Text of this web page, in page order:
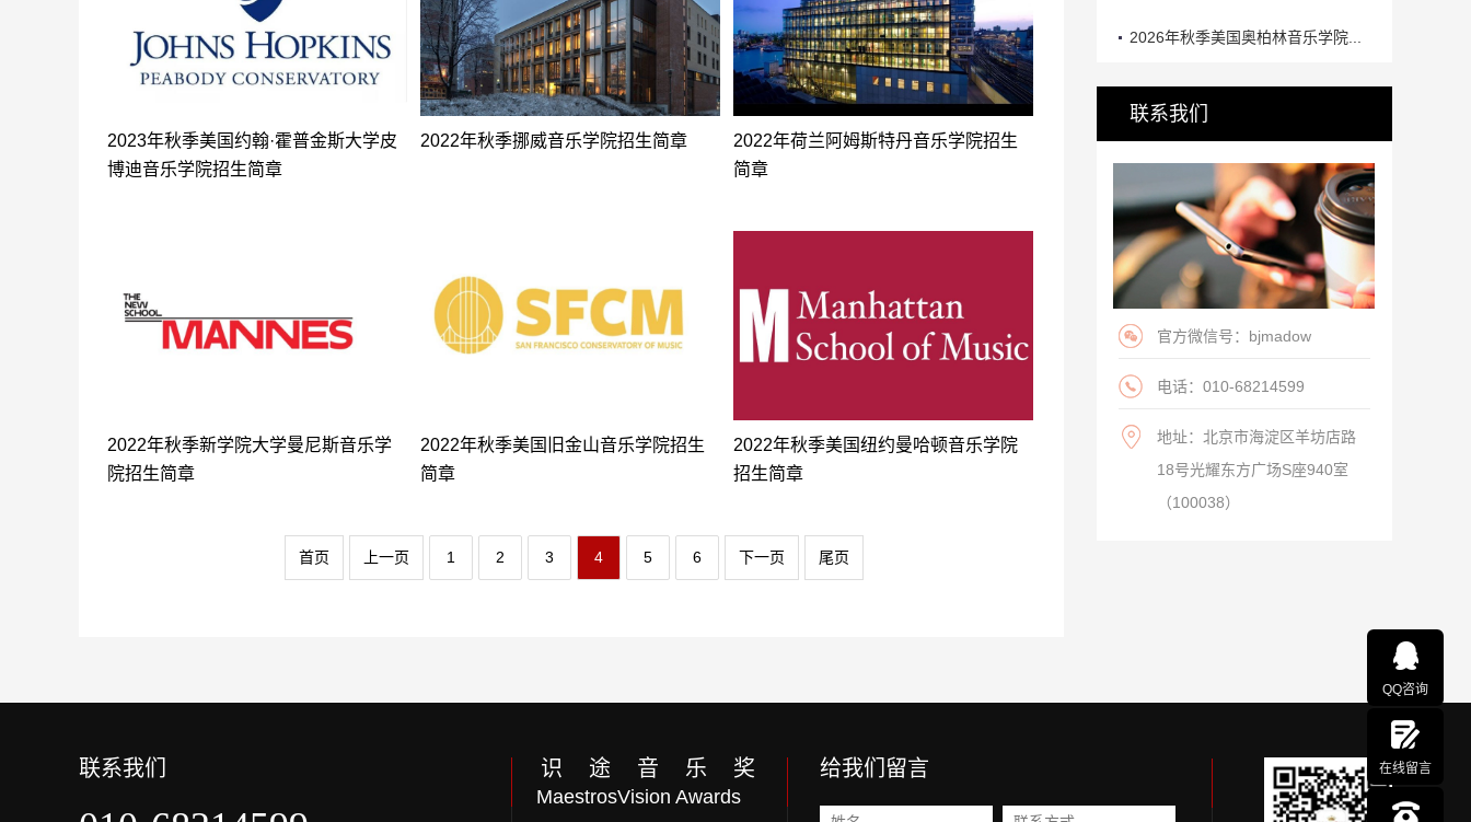
2023年秋季美国约翰·霍普金斯大学皮
博迪音乐学院招生简章
2022年秋季挪威音乐学院招生简章
2022年荷兰阿姆斯特丹音乐学院招生
简章
2022年秋季新学院大学曼尼斯音乐学
院招生简章
2022年秋季美国旧金山音乐学院招生
简章
2022年秋季美国纽约曼哈顿音乐学院
招生简章
首页 上一页 1 2 3 4 5 6 下一页 尾页
2026年秋季美国奥柏林音乐学院...
联系我们
官方微信号：bjmadow
电话：010-68214599
地址：北京市海淀区羊坊店路
18号光耀东方广场S座940室
（100038）
联系我们 识 途 音 乐 奖
MaestrosVision Awards
给我们留言
QQ咨询
在线留言